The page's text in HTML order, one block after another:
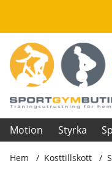
Motion Styrka
Hem Kosttillskott